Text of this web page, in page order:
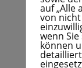
Fragen zur
Bitte
auf „Alle
von
wenn
können